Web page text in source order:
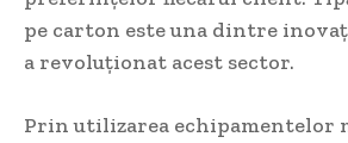
pe carton este una dintre
a revoluționat acest sector.
Prin utilizarea echipamentelor